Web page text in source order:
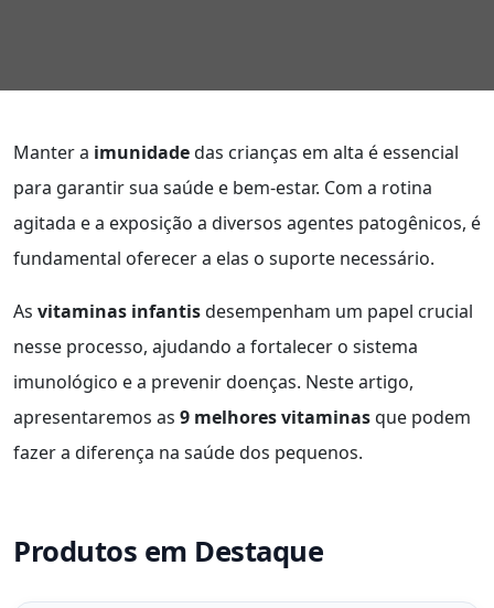
Manter a imunidadedas crianças em alta é essencial
para garantir sua saúde e bem-estar. Com a rotina
agitada e a exposição a diversos agentes patogênicos, é
fundamental oferecer a elas o suporte necessário.
As vitaminas infantisdesempenham um papel crucial
nesse processo, ajudando a fortalecer o sistema
imunológico e a prevenir doenças. Neste artigo,
apresentaremos as 9 melhores vitaminasque podem
fazer a diferença na saúde dos pequenos.
Produtos em Destaque